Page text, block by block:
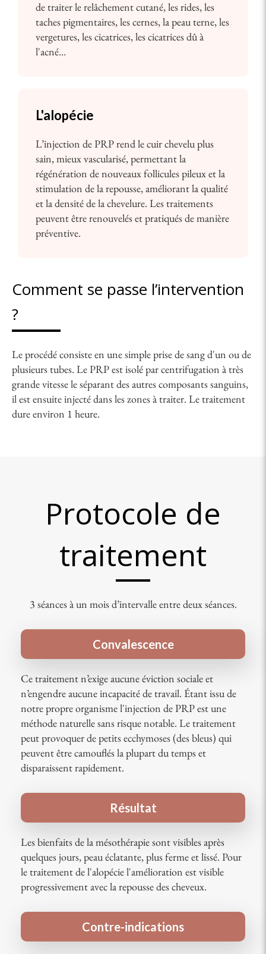
de traiter le relâchement cutané, les rides, les
taches pigmentaires, les cernes, la peau terne, les
vergetures, les cicatrices, les cicatrices dû à
l'acné…
L'alopécie
L’injection de PRP rend le cuir chevelu plus
sain, mieux vascularisé, permettant la
régénération de nouveaux follicules pileux et la
stimulation de la repousse, améliorant la qualité
et la densité de la chevelure. Les traitements
peuvent être renouvelés et pratiqués de manière
préventive.
Comment se passe l’intervention
?
Le procédé consiste en une simple prise de sang d'un ou de
plusieurs tubes. Le PRP est isolé par centrifugation à très
grande vitesse le séparant des autres composants sanguins,
il est ensuite injecté dans les zones à traiter. Le traitement
dure environ 1 heure.
Protocole de
traitement
3 séances à un mois d’intervalle entre deux séances.
Convalescence
Ce traitement n’exige aucune éviction sociale et
n’engendre aucune incapacité de travail. Étant issu de
notre propre organisme l'injection de PRP est une
méthode naturelle sans risque notable. Le traitement
peut provoquer de petits ecchymoses (des bleus) qui
peuvent être camouflés la plupart du temps et
disparaissent rapidement.
Résultat
Les bienfaits de la mésothérapie sont visibles après
quelques jours, peau éclatante, plus ferme et lissé. Pour
le traitement de l'alopécie l'amélioration est visible
progressivement avec la repousse des cheveux.
Contre-indications